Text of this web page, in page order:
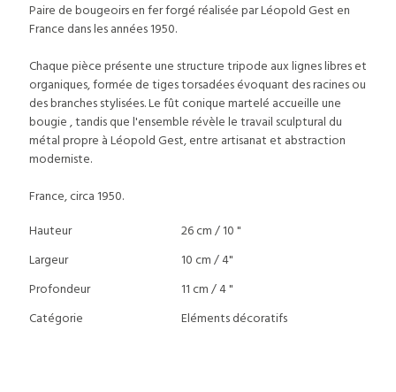
Paire de bougeoirs en fer forgé réalisée par Léopold Gest en
France dans les années 1950.
Chaque pièce présente une structure tripode aux lignes libres et
organiques, formée de tiges torsadées évoquant des racines ou
des branches stylisées. Le fût conique martelé accueille une
bougie , tandis que l'ensemble révèle le travail sculptural du
métal propre à Léopold Gest, entre artisanat et abstraction
moderniste.
France, circa 1950.
Hauteur
26 cm / 10 "
Largeur
10 cm / 4"
Profondeur
11 cm / 4 "
Catégorie
Eléments décoratifs